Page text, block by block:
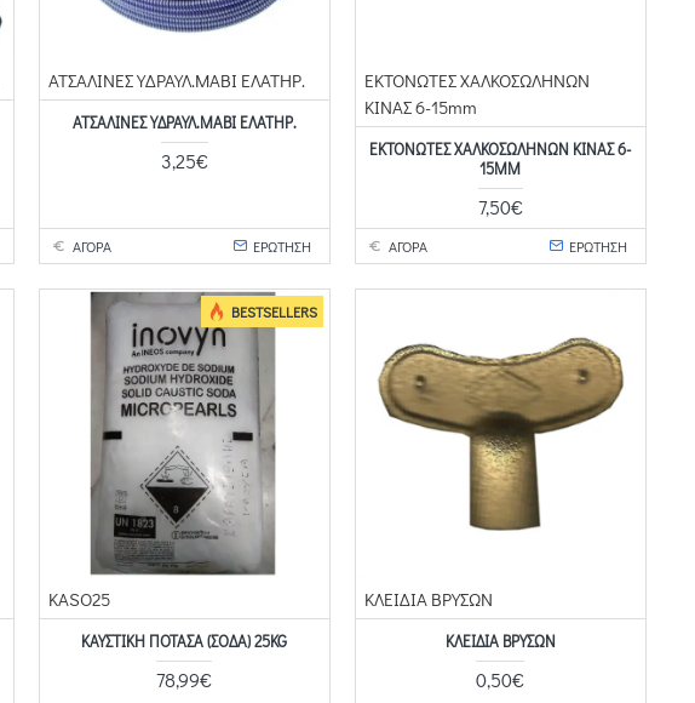
ΑΤΣΑΛΙΝΕΣ ΥΔΡΑΥΛ.ΜΑΒΙ ΕΛΑΤΗΡ.
ΑΤΣΑΛΙΝΕΣ ΥΔΡΑΥΛ.ΜΑΒΙ ΕΛΑΤΗΡ.
3,25€
ΑΓΟΡΑ ΕΡΩΤΗΣΗ
ΕΚΤΟΝΩΤΕΣ ΧΑΛΚΟΣΩΛΗΝΩΝ
ΚΙΝΑΣ 6-15mm
ΕΚΤΟΝΩΤΕΣ ΧΑΛΚΟΣΩΛΗΝΩΝ ΚΙΝΑΣ 6-
15MM
7,50€
ΑΓΟΡΑ ΕΡΩΤΗΣΗ
BESTSELLERS
KASO25
ΚΑΥΣΤΙΚΉ ΠΟΤΆΣΑ (ΣΌΔΑ) 25KG
78,99€
ΚΛΕΙΔΙΑ ΒΡΥΣΩΝ
ΚΛΕΙΔΙΑ ΒΡΥΣΩΝ
0,50€